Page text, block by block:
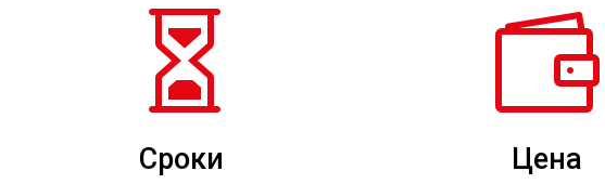

Сроки

Цена